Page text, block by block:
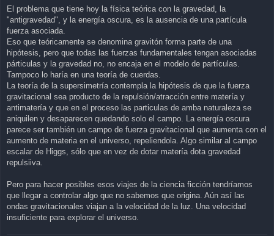
a
e
El problema que tiene hoy la física teórica con la gravedad, la
"antigravedad", y la energía oscura, es la ausencia de una partícula
fuerza asociada.
Eso que teóricamente se denomina gravitón forma parte de una
hipótesis, pero que todas las fuerzas fundamentales tengan asociadas
párticulas y la gravedad no, no encaja en el modelo de partículas.
Tampoco lo haría en una teoría de cuerdas.
La teoría de la supersimetría contempla la hipótesis de que la fuerza
gravitacional sea producto de la repulsión/atracción entre matería y
antimatería y que en el proceso las particulas de amba naturaleza se
aniquilen y desaparecen quedando solo el campo. La energía oscura
parece ser también un campo de fuerza gravitacional que aumenta con el
aumento de materia en el universo, repeliendola. Algo similar al campo
escalar de Higgs, sólo que en vez de dotar matería dota gravedad
repulsiiva.
Pero para hacer posibles esos viajes de la ciencia ficción tendríamos
que llegar a controlar algo que no sabemos que origina. Aún así las
ondas gravitacionales viajan a la velocidad de la luz. Una velocidad
insuficiente para explorar el universo.